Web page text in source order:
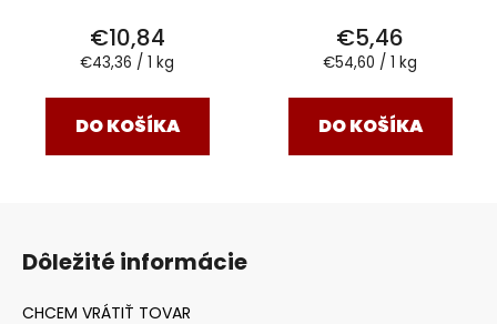
€10,84
Jednotková
€43,36 / 1 kg
DO KOŠÍKA
€5,46
Jednotková
€54,60 / 1 kg
DO KOŠÍKA
Dôležité informácie